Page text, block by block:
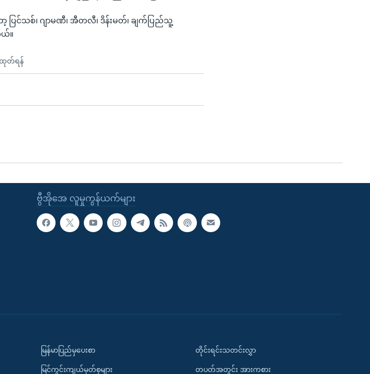
ပြင်သစ်၊ ဂျာမဏီ၊ အီတလီ၊ ဒိန်းမတ်၊ ချက်ပြည်သူ့
ယ်။
ထုတ်ရန်
ဗွီအိုအေ လူမှုကွန်ယက်များ
မြန်မာပြည်မှပေးစာ
မြင်ကွင်းကျယ်မှတ်စုများ
တိုင်းရင်းသတင်းလွှာ
တပတ်အတွင်း အားကစား